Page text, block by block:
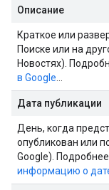
Описание
Краткое или
Поиске или на
Новостях).
в Google…
Дата публикации
День, когда
опубликован или
Google).
информацию о